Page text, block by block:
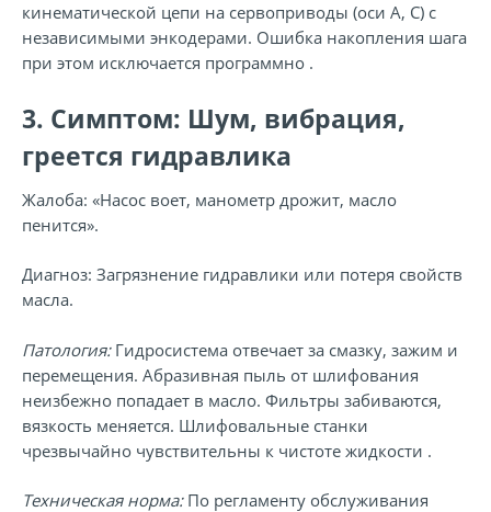
кинематической цепи на сервоприводы (оси А, С) с
независимыми энкодерами. Ошибка накопления шага
при этом исключается программно .
3. Симптом: Шум, вибрация,
греется гидравлика
Жалоба: «Насос воет, манометр дрожит, масло
пенится».
Диагноз: Загрязнение гидравлики или потеря свойств
масла.
Патология:Гидросистема отвечает за смазку, зажим и
перемещения. Абразивная пыль от шлифования
неизбежно попадает в масло. Фильтры забиваются,
вязкость меняется. Шлифовальные станки
чрезвычайно чувствительны к чистоте жидкости .
Техническая норма:По регламенту обслуживания